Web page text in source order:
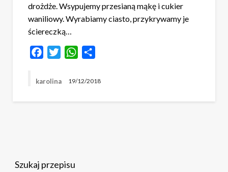
drożdże. Wsypujemy przesianą mąkę i cukier
waniliowy. Wyrabiamy ciasto, przykrywamy je
ściereczką…
FacebookTwitterWhatsApp
karolina 19/12/2018
Szukaj przepisu